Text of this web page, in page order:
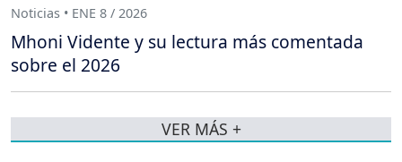
Noticias • ENE 8 / 2026
Mhoni Vidente y su lectura más comentada
sobre el 2026
VER MÁS +